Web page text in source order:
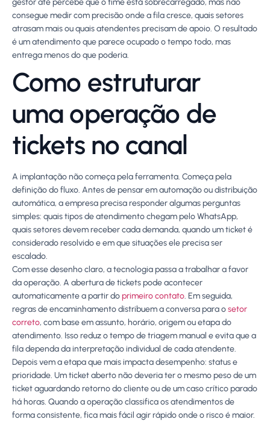
consegue medir com precisão onde a fila cresce, quais setores
atrasam mais ou quais atendentes precisam de apoio. O resultado
é um atendimento que parece ocupado o tempo todo, mas
entrega menos do que poderia.
Como estruturar
uma operação de
tickets no canal
A implantação não começa pela ferramenta. Começa pela
definição do fluxo. Antes de pensar em automação ou distribuição
automática, a empresa precisa responder algumas perguntas
simples: quais tipos de atendimento chegam pelo WhatsApp,
quais setores devem receber cada demanda, quando um ticket é
considerado resolvido e em que situações ele precisa ser
escalado.
Com esse desenho claro, a tecnologia passa a trabalhar a favor
da operação. A abertura de tickets pode acontecer
automaticamente a partir doprimeiro contato. Em seguida,
regras de encaminhamento distribuem a conversa para osetor
correto, com base em assunto, horário, origem ou etapa do
atendimento. Isso reduz o tempo de triagem manual e evita que a
fila dependa da interpretação individual de cada atendente.
Depois vem a etapa que mais impacta desempenho: status e
prioridade. Um ticket aberto não deveria ter o mesmo peso de um
ticket aguardando retorno do cliente ou de um caso crítico parado
há horas. Quando a operação classifica os atendimentos de
forma consistente, fica mais fácil agir rápido onde o risco é maior.